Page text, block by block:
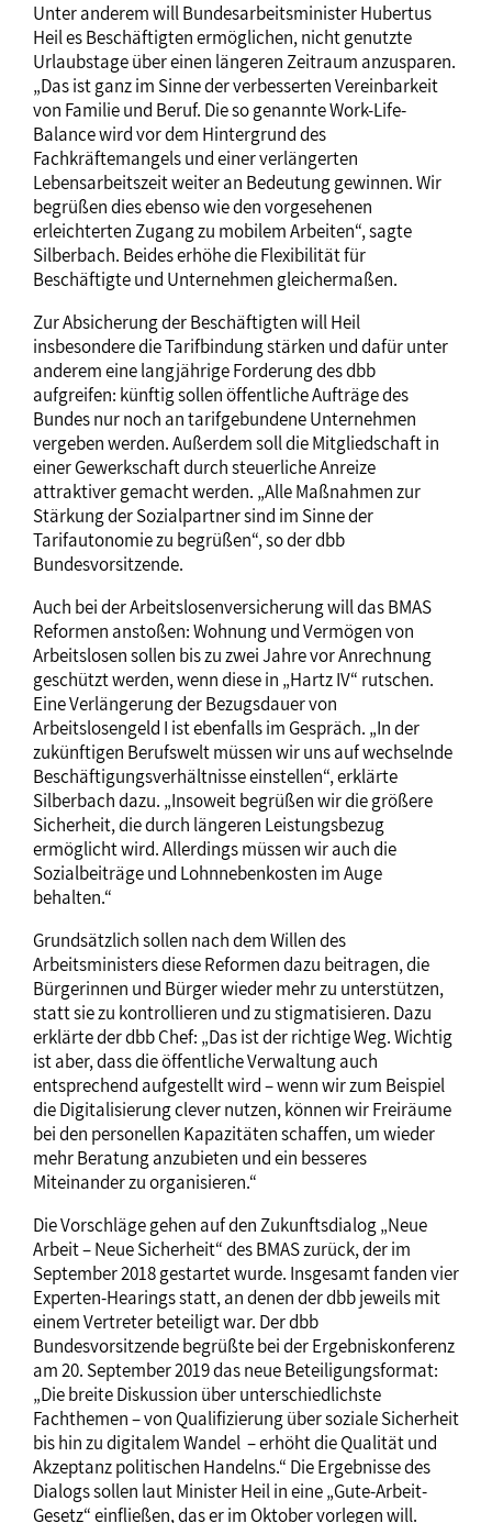
Unter anderem will Bundesarbeitsminister Hubertus
Heil es Beschäftigten ermöglichen, nicht genutzte
Urlaubstage über einen längeren Zeitraum anzusparen.
„Das ist ganz im Sinne der verbesserten Vereinbarkeit
von Familie und Beruf. Die so genannte Work-Life-
Balance wird vor dem Hintergrund des
Fachkräftemangels und einer verlängerten
Lebensarbeitszeit weiter an Bedeutung gewinnen. Wir
begrüßen dies ebenso wie den vorgesehenen
erleichterten Zugang zu mobilem Arbeiten“, sagte
Silberbach. Beides erhöhe die Flexibilität für
Beschäftigte und Unternehmen gleichermaßen.
Zur Absicherung der Beschäftigten will Heil
insbesondere die Tarifbindung stärken und dafür unter
anderem eine langjährige Forderung des dbb
aufgreifen: künftig sollen öffentliche Aufträge des
Bundes nur noch an tarifgebundene Unternehmen
vergeben werden. Außerdem soll die Mitgliedschaft in
einer Gewerkschaft durch steuerliche Anreize
attraktiver gemacht werden. „Alle Maßnahmen zur
Stärkung der Sozialpartner sind im Sinne der
Tarifautonomie zu begrüßen“, so der dbb
Bundesvorsitzende.
Auch bei der Arbeitslosenversicherung will das BMAS
Reformen anstoßen: Wohnung und Vermögen von
Arbeitslosen sollen bis zu zwei Jahre vor Anrechnung
geschützt werden, wenn diese in „Hartz IV“ rutschen.
Eine Verlängerung der Bezugsdauer von
Arbeitslosengeld I ist ebenfalls im Gespräch. „In der
zukünftigen Berufswelt müssen wir uns auf wechselnde
Beschäftigungsverhältnisse einstellen“, erklärte
Silberbach dazu. „Insoweit begrüßen wir die größere
Sicherheit, die durch längeren Leistungsbezug
ermöglicht wird. Allerdings müssen wir auch die
Sozialbeiträge und Lohnnebenkosten im Auge
behalten.“
Grundsätzlich sollen nach dem Willen des
Arbeitsministers diese Reformen dazu beitragen, die
Bürgerinnen und Bürger wieder mehr zu unterstützen,
statt sie zu kontrollieren und zu stigmatisieren. Dazu
erklärte der dbb Chef: „Das ist der richtige Weg. Wichtig
ist aber, dass die öffentliche Verwaltung auch
entsprechend aufgestellt wird – wenn wir zum Beispiel
die Digitalisierung clever nutzen, können wir Freiräume
bei den personellen Kapazitäten schaffen, um wieder
mehr Beratung anzubieten und ein besseres
Miteinander zu organisieren.“
Die Vorschläge gehen auf den Zukunftsdialog „Neue
Arbeit – Neue Sicherheit“ des BMAS zurück, der im
September 2018 gestartet wurde. Insgesamt fanden vier
Experten-Hearings statt, an denen der dbb jeweils mit
einem Vertreter beteiligt war. Der dbb
Bundesvorsitzende begrüßte bei der Ergebniskonferenz
am 20. September 2019 das neue Beteiligungsformat:
„Die breite Diskussion über unterschiedlichste
Fachthemen – von Qualifizierung über soziale Sicherheit
bis hin zu digitalem Wandel – erhöht die Qualität und
Akzeptanz politischen Handelns.“ Die Ergebnisse des
Dialogs sollen laut Minister Heil in eine „Gute-Arbeit-
Gesetz“ einfließen, das er im Oktober vorlegen will.